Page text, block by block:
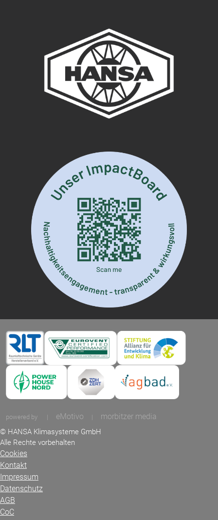
powered by | eMotivo | morbitzer media
© HANSA Klimasysteme GmbH
Alle Rechte vorbehalten
Cookies
Kontakt
Impressum
Datenschutz
AGB
CoC